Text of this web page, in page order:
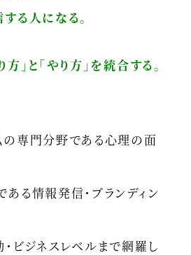
る人になる。
」と「やり方」を統合する。
専門分野である心理の面
る情報発信・ブランディン
ビジネスレベルまで網羅し